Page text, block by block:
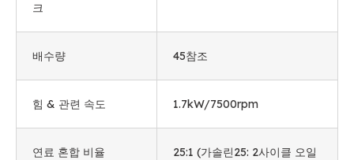
크
배수량 45참조
힘 & 관련 속도 1.7kW/7500rpm
연료 혼합 비율
25:1 (가솔린25: 2사이클 오일